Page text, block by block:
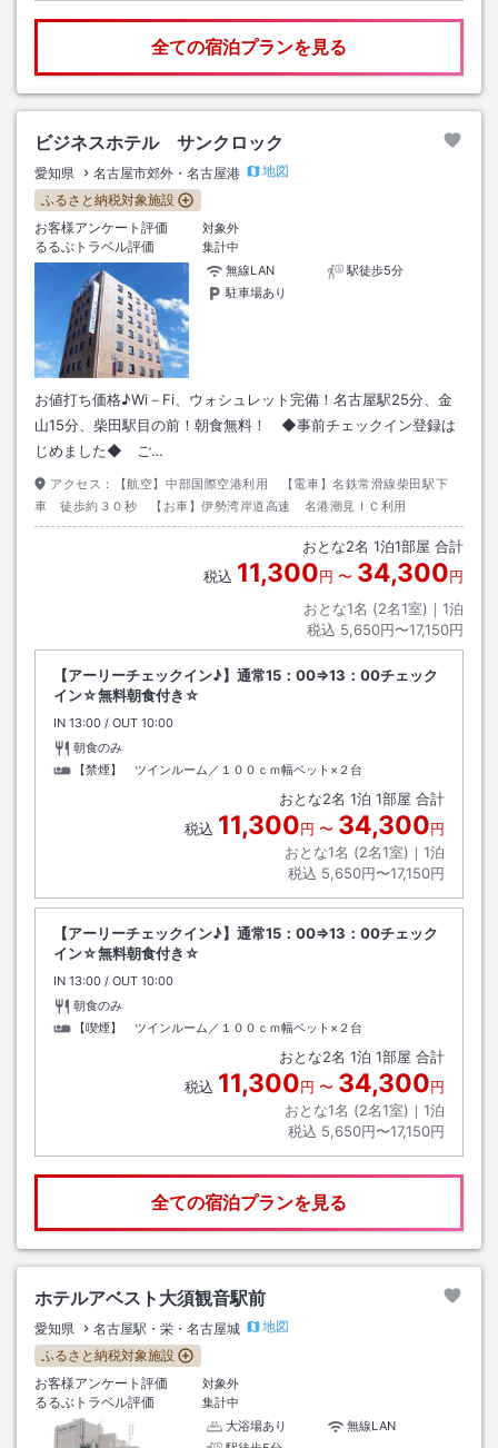
全ての宿泊プランを見る
ビジネスホテル サンクロック
愛知県 名古屋市郊外・名古屋港
地図
ふるさと納税対象施設
お客様アンケート評価
対象外
るるぶトラベル評価
集計中
無線LAN
駅徒歩5分
駐車場あり
お値打ち価格♪Wi－Fi、ウォシュレット完備！名古屋駅25分、金
山15分、柴田駅目の前！朝食無料！ ◆事前チェックイン登録は
じめました◆ ご…
アクセス：
【航空】中部国際空港利用 【電車】名鉄常滑線柴田駅下
車 徒歩約３０秒 【お車】伊勢湾岸道高速 名港潮見ＩＣ利用
おとな2名 1泊1部屋 合計
税込 11,300円 〜 34,300円
おとな1名 (2名1室)｜ 1泊
税込 5,650円〜17,150円
【アーリーチェックイン♪】通常15：00⇒13：00チェック
イン☆無料朝食付き☆
IN チェックイン
13:00 / OUT チェックアウト
10:00
朝食のみ
【禁煙】 ツインルーム／１００ｃｍ幅ベット×２台
おとな2名 1泊 1部屋 合計
税込 11,300円 〜 34,300円
おとな1名 (2名1室)｜ 1泊
税込 5,650円〜17,150円
【アーリーチェックイン♪】通常15：00⇒13：00チェック
イン☆無料朝食付き☆
IN チェックイン
13:00 / OUT チェックアウト
10:00
朝食のみ
【喫煙】 ツインルーム／１００ｃｍ幅ベット×２台
おとな2名 1泊 1部屋 合計
税込 11,300円 〜 34,300円
おとな1名 (2名1室)｜ 1泊
税込 5,650円〜17,150円
全ての宿泊プランを見る
ホテルアベスト大須観音駅前
愛知県 名古屋駅・栄・名古屋城
地図
ふるさと納税対象施設
お客様アンケート評価
対象外
るるぶトラベル評価
集計中
大浴場あり
無線LAN